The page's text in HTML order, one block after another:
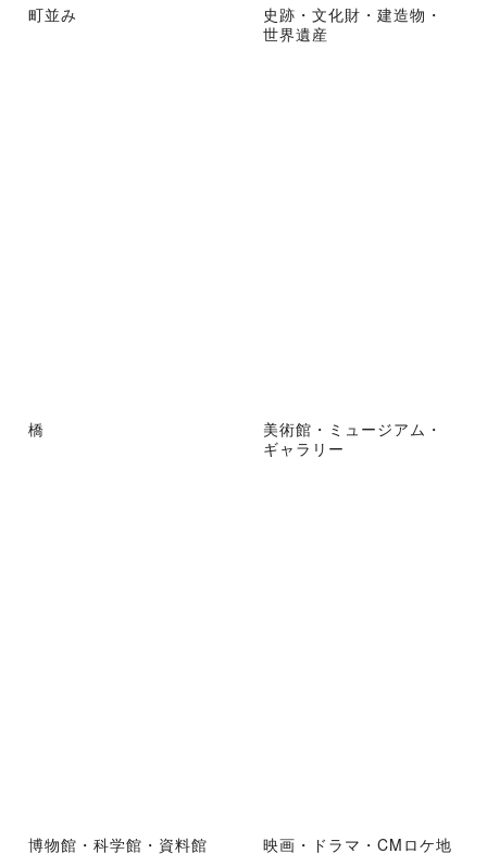
町並み
史跡・文化財・建造物・
世界遺産
橋
美術館・ミュージアム・
ギャラリー
博物館・科学館・資料館 映画・ドラマ・CMロケ地